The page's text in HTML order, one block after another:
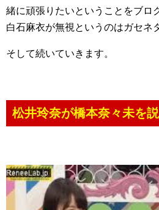
緒に頑張りたいということをブロ
白石麻衣が無視というのはガセネ
そして続いていきます。
松井玲奈が橋本奈々未を